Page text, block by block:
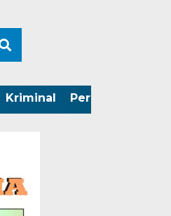
Kriminal Peristiwa